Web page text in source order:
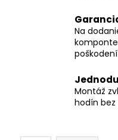
Na
poškodení
Montáž
hodín